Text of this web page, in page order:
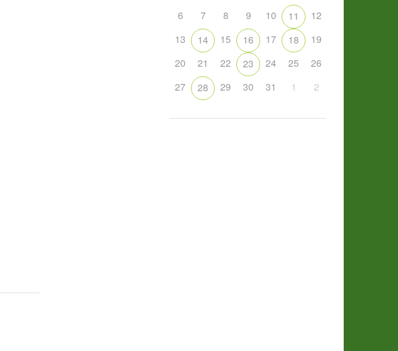
6
7 8 9 10 11
12
13
14 15 16 17 18
19
20
21 22 23 24 25
26
27
28 29 30 31 1 2